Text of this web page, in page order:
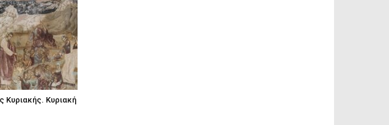
Κυριακής. Κυριακή